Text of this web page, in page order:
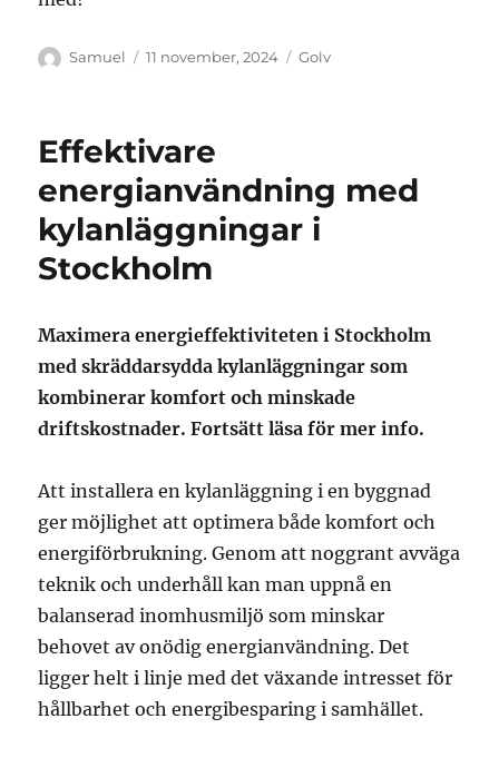
Författare
Samuel
Publicerat
11 november, 2024 Kategorier
Golv
Effektivare
energianvändning med
kylanläggningar i
Stockholm
Maximera energieffektiviteten i Stockholm
med skräddarsydda kylanläggningar som
kombinerar komfort och minskade
driftskostnader. Fortsätt läsa för mer info.
Att installera en kylanläggning i en byggnad
ger möjlighet att optimera både komfort och
energiförbrukning. Genom att noggrant avväga
teknik och underhåll kan man uppnå en
balanserad inomhusmiljö som minskar
behovet av onödig energianvändning. Det
ligger helt i linje med det växande intresset för
hållbarhet och energibesparing i samhället.